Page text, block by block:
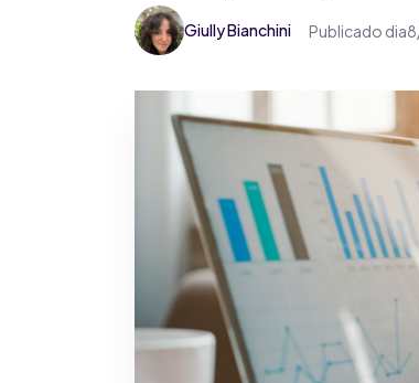
Giully Bianchini Publicado dia